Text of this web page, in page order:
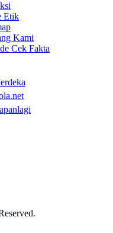
Etik
Kami
Cek Fakta